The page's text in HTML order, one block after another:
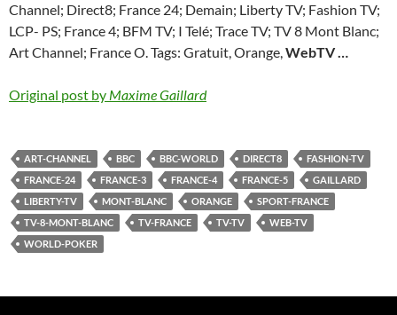
Channel; Direct8; France 24; Demain; Liberty TV; Fashion TV;
LCP- PS; France 4; BFM TV; I Telé; Trace TV; TV 8 Mont Blanc;
Art Channel; France O. Tags: Gratuit, Orange,WebTV…
Original post by Maxime Gaillard
ART-CHANNEL BBC BBC-WORLD DIRECT8
FASHION-TV
FRANCE-24
FRANCE-3 FRANCE-4 FRANCE-5
GAILLARD
LIBERTY-TV
MONT-BLANC ORANGE
SPORT-FRANCE
TV-8-MONT-BLANC
TV-FRANCE TV-TV
WEB-TV
WORLD-POKER